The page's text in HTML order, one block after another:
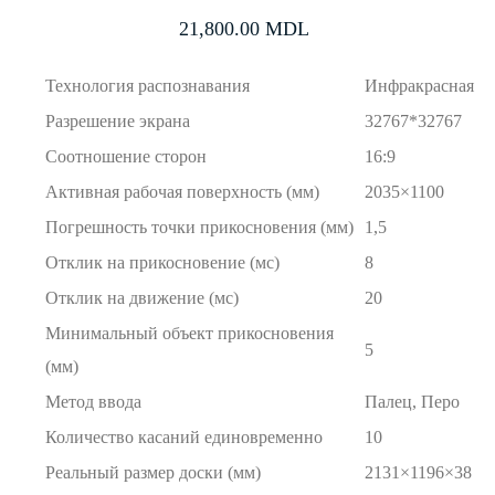
21,800.00 MDL
Технология распознавания
Инфракрасная
Разрешение экрана
32767*32767
Соотношение сторон
16:9
Активная рабочая поверхность (мм)
2035×1100
Погрешность точки прикосновения (мм)
1,5
Отклик на прикосновение (мс)
8
Отклик на движение (мс)
20
Минимальный объект прикосновения
(мм)
5
Метод ввода
Палец, Перо
Количество касаний единовременно
10
Реальный размер доски (мм)
2131×1196×38